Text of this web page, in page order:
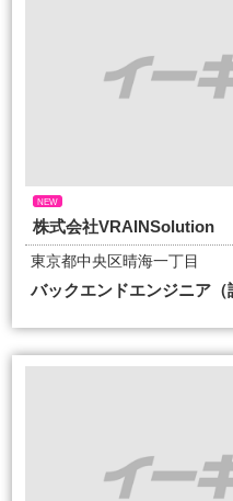
NEW
株式会社VRAINSolution
東京都中央区晴海一丁目
バックエンドエンジニア（